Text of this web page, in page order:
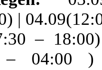
|
–
– 04:00